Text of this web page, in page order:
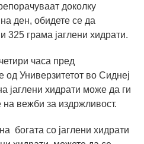
доколку
ден, обидете се да
325 грама јаглени хидрати.
часа пред
Универзитетот во Сиднеј
јаглени хидрати може да ги
вежби за издржливост.
богата со јаглени хидрати